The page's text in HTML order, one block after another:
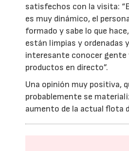
satisfechos con la visita:
es muy dinámico, el
formado y sabe lo que
están limpias y ordenadas
interesante conocer gente
productos en directo”.
Una opinión muy positiva,
probablemente se
aumento de la actual flota